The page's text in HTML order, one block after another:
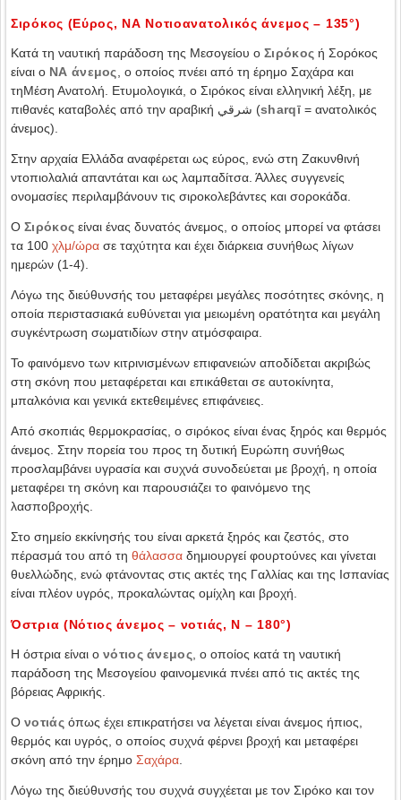
Σιρόκος (Εύρος, ΝΑ Νοτιοανατολικός άνεμος – 135°)
Κατά τη ναυτική παράδοση της Μεσογείου ο Σιρόκος ή Σορόκος
είναι ο ΝΑ άνεμος , ο οποίος πνέει από τη έρημο Σαχάρα και
τηΜέση Ανατολή. Ετυμολογικά, ο Σιρόκος είναι ελληνική λέξη, με
πιθανές καταβολές από την αραβική شرقي (sharqī= ανατολικός
άνεμος).
Στην αρχαία Ελλάδα αναφέρεται ως εύρος, ενώ στη Ζακυνθινή
ντοπιολαλιά απαντάται και ως λαμπαδίτσα. Άλλες συγγενείς
ονομασίες περιλαμβάνουν τις σιροκολεβάντες και σοροκάδα.
Ο Σιρόκος είναι ένας δυνατός άνεμος, ο οποίος μπορεί να φτάσει
τα 100 χλμ/ώρα σε ταχύτητα και έχει διάρκεια συνήθως λίγων
ημερών (1-4).
Λόγω της διεύθυνσής του μεταφέρει μεγάλες ποσότητες σκόνης, η
οποία περιστασιακά ευθύνεται για μειωμένη ορατότητα και μεγάλη
συγκέντρωση σωματιδίων στην ατμόσφαιρα.
Το φαινόμενο των κιτρινισμένων επιφανειών αποδίδεται ακριβώς
στη σκόνη που μεταφέρεται και επικάθεται σε αυτοκίνητα,
μπαλκόνια και γενικά εκτεθειμένες επιφάνειες.
Από σκοπιάς θερμοκρασίας, ο σιρόκος είναι ένας ξηρός και θερμός
άνεμος. Στην πορεία του προς τη δυτική Ευρώπη συνήθως
προσλαμβάνει υγρασία και συχνά συνοδεύεται με βροχή, η οποία
μεταφέρει τη σκόνη και παρουσιάζει το φαινόμενο της
λασποβροχής.
Στο σημείο εκκίνησής του είναι αρκετά ξηρός και ζεστός, στο
πέρασμά του από τη θάλασσα δημιουργεί φουρτούνες και γίνεται
θυελλώδης, ενώ φτάνοντας στις ακτές της Γαλλίας και της Ισπανίας
είναι πλέον υγρός, προκαλώντας ομίχλη και βροχή.
Όστρια (Νότιος άνεμος – νοτιάς, Ν – 180°)
Η όστρια είναι ο νότιος άνεμος, ο οποίος κατά τη ναυτική
παράδοση της Μεσογείου φαινομενικά πνέει από τις ακτές της
βόρειας Αφρικής.
Ο νοτιάςόπως έχει επικρατήσει να λέγεται είναι άνεμος ήπιος,
θερμός και υγρός, ο οποίος συχνά φέρνει βροχή και μεταφέρει
σκόνη από την έρημο Σαχάρα
Λόγω της διεύθυνσής του συχνά συγχέεται με τον Σιρόκο και τον